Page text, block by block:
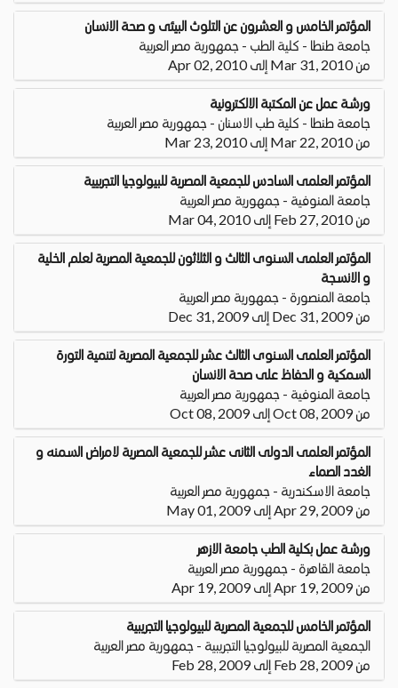
المؤتمر الخامس و العشرون عن التلوث البيئى و صحة الانسان
جامعة طنطا - كلية الطب - جمهورية مصر العربية
من Mar 31, 2010 إلى Apr 02, 2010
ورشة عمل عن المكتبة الالكترونية
جامعة طنطا - كلية طب الاسنان - جمهورية مصر العربية
من Mar 22, 2010 إلى Mar 23, 2010
المؤتمر العلمى السادس للجمعية المصرية للبيولوجيا التجربيية
جامعة المنوفية - جمهورية مصر العربية
من Feb 27, 2010 إلى Mar 04, 2010
المؤتمر العلمى السنوى الثالث و الثلاثون للجمعية المصرية لعلم الخلية
و الانسجة
جامعة المنصورة - جمهورية مصر العربية
من Dec 31, 2009 إلى Dec 31, 2009
المؤتمر العلمى السنوى الثالث عشر للجمعية المصرية لتنمية التورة
السمكية و الحفاظ على صحة الانسان
جامعة المنوفية - جمهورية مصر العربية
من Oct 08, 2009 إلى Oct 08, 2009
المؤتمر العلمى الدولى الثانى عشر للجمعية المصرية لامراض السمنه و
الغدد الصماء
جامعة الاسكندرية - جمهورية مصر العربية
من Apr 29, 2009 إلى May 01, 2009
ورشة عمل بكلية الطب جامعة الازهر
جامعة القاهرة - جمهورية مصر العربية
من Apr 19, 2009 إلى Apr 19, 2009
المؤتمر الخامس للجمعية المصرية للبيولوجيا التجريبية
الجمعية المصرية للبيولوجيا التجريبية - جمهورية مصر العربية
من Feb 28, 2009 إلى Feb 28, 2009